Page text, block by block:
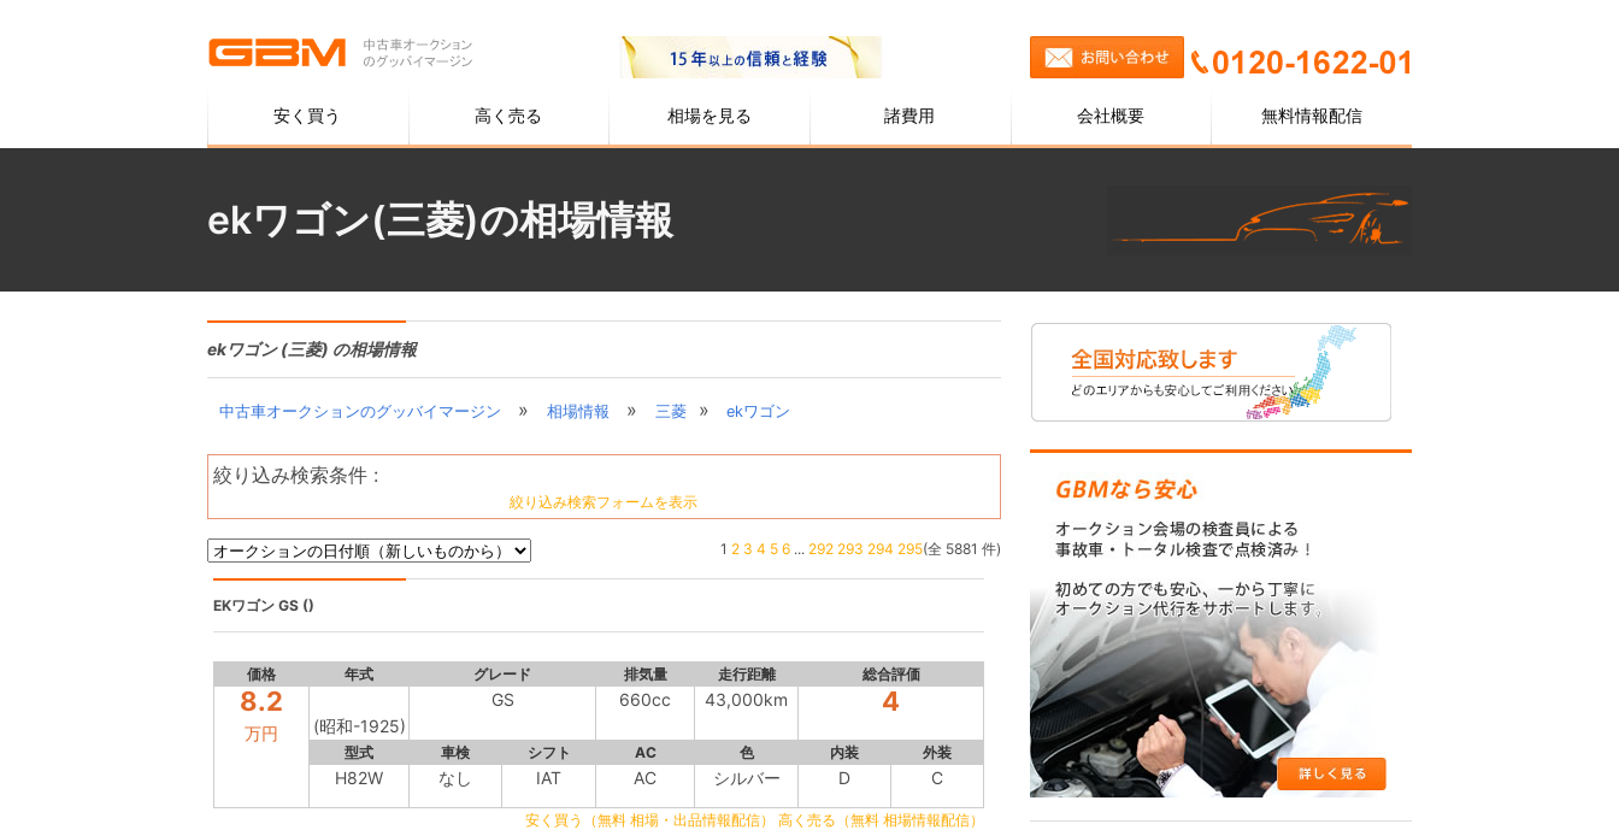
安く買う 高く売る 相場を見る 諸費用 会社概要 無料情報配信
ekワゴン(三菱)の相場情報
ekワゴン (三菱) の相場情報
中古車オークションのグッバイマージン » 相場情報 » 三菱 » ekワゴン
絞り込み検索条件 :
絞り込み検索フォームを表示
1 2 3 4 5 6... 292 293 294 295(全 5881 件)
EKワゴン GS ()
価格 年式 グレード 排気量 走行距離 総合評価
8.2
万円 (昭和-1925)
GS 660cc 43,000km 4
型式 車検 シフト AC 色 内装 外装
H82W なし IAT AC シルバー D C
安く買う（無料 相場・出品情報配信） 高く売る（無料 相場情報配信）